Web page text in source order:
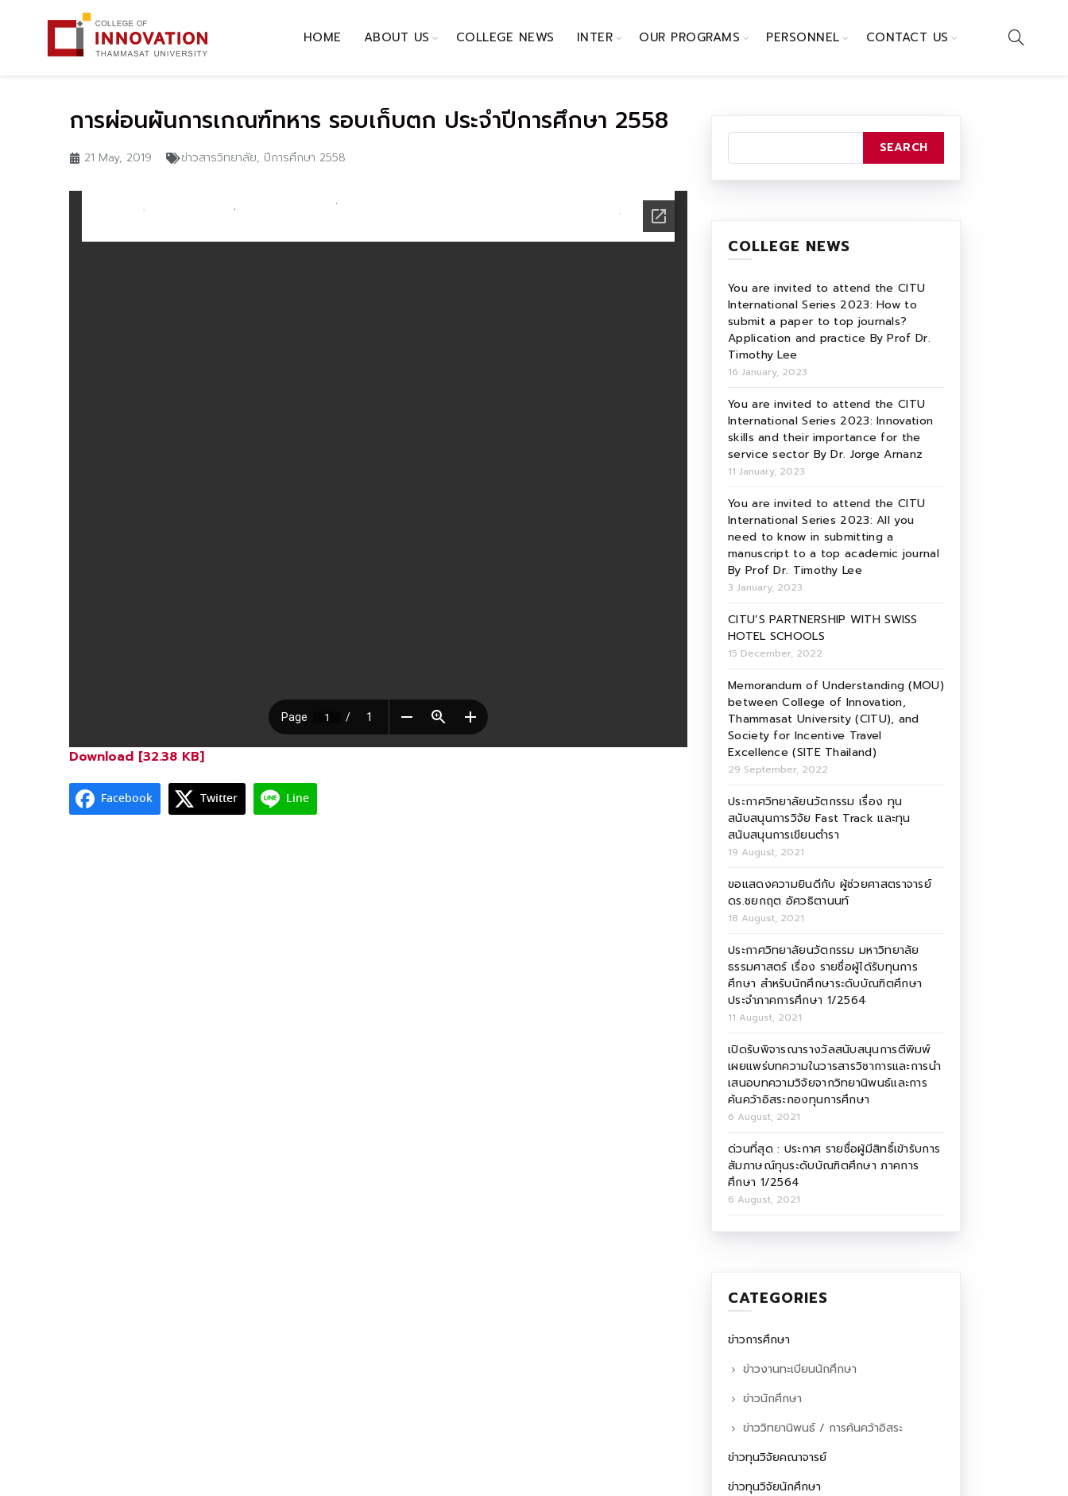
HOME ABOUT US COLLEGE NEWS INTER OUR PROGRAMS PERSONNEL CONTACT US
การผ่อนผันการเกณฑ์ทหาร รอบเก็บตก ประจำปีการศึกษา 2558
21 May, 2019 ข่าวสารวิทยาลัย, ปีการศึกษา 2558
Download [32.38 KB]
Facebook Twitter Line
COLLEGE NEWS
You are invited to attend the CITU
International Series 2023: How to
submit a paper to top journals?
Application and practice By Prof Dr.
Timothy Lee
16 January, 2023
You are invited to attend the CITU
International Series 2023: Innovation
skills and their importance for the
service sector By Dr. Jorge Arnanz
11 January, 2023
You are invited to attend the CITU
International Series 2023: All you
need to know in submitting a
manuscript to a top academic journal
By Prof Dr. Timothy Lee
3 January, 2023
CITU’S PARTNERSHIP WITH SWISS
HOTEL SCHOOLS
15 December, 2022
Memorandum of Understanding (MOU)
between College of Innovation,
Thammasat University (CITU), and
Society for Incentive Travel
Excellence (SITE Thailand)
29 September, 2022
ประกาศวิทยาลัยนวัตกรรม เรื่อง ทุน
สนับสนุนการวิจัย Fast Track และทุน
สนับสนุนการเขียนตำรา
19 August, 2021
ขอแสดงความยินดีกับ ผู้ช่วยศาสตราจารย์
ดร.ชยกฤต อัศวธิตานนท์
18 August, 2021
ประกาศวิทยาลัยนวัตกรรม มหาวิทยาลัย
ธรรมศาสตร์ เรื่อง รายชื่อผู้ได้รับทุนการ
ศึกษา สำหรับนักศึกษาระดับบัณฑิตศึกษา
ประจำภาคการศึกษา 1/2564
11 August, 2021
เปิดรับพิจารณารางวัลสนับสนุนการตีพิมพ์
เผยแพร่บทความในวารสารวิชาการและการนำ
เสนอบทความวิจัยจากวิทยานิพนธ์และการ
ค้นคว้าอิสระกองทุนการศึกษา
6 August, 2021
ด่วนที่สุด : ประกาศ รายชื่อผู้มีสิทธิ์เข้ารับการ
สัมภาษณ์ทุนระดับบัณฑิตศึกษา ภาคการ
ศึกษา 1/2564
6 August, 2021
CATEGORIES
ข่าวการศึกษา
ข่าวงานทะเบียนนักศึกษา
ข่าวนักศึกษา
ข่าววิทยานิพนธ์ / การค้นคว้าอิสระ
ข่าวทุนวิจัยคณาจารย์
ข่าวทุนวิจัยนักศึกษา